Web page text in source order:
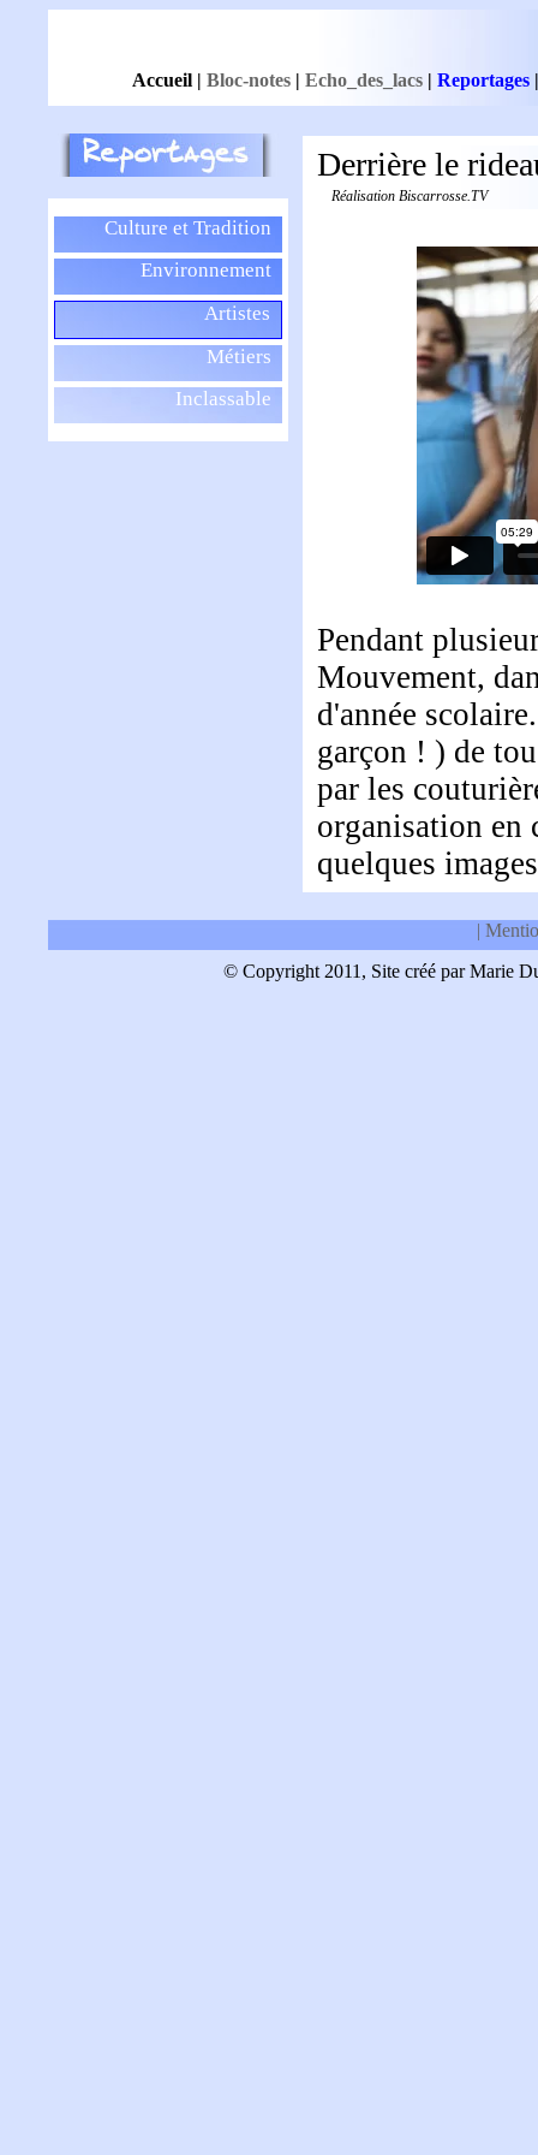
Accueil | Bloc-notes | Echo_des_lacs | Reportages
Culture et Tradition
Environnement
Artistes
Métiers
Inclassable
Derrière le
Réalisation Biscarrosse.TV
Pendant
Mouvement,
d'année
garçon ! ) de
par les
organisation en
quelques
|
© Copyright 2011, Site créé par Marie